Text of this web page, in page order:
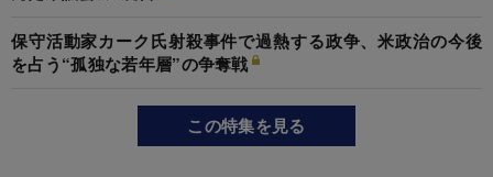
保守活動家カーク氏射殺事件で過熱する政争、米政治の今後
を占う“孤独な若年層”の争奪戦
この特集を見る